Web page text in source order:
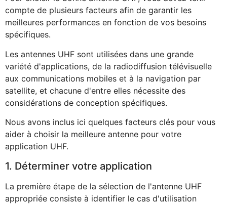
compte de plusieurs facteurs afin de garantir les
meilleures performances en fonction de vos besoins
spécifiques.
Les antennes UHF sont utilisées dans une grande
variété d'applications, de la radiodiffusion télévisuelle
aux communications mobiles et à la navigation par
satellite, et chacune d'entre elles nécessite des
considérations de conception spécifiques.
Nous avons inclus ici quelques facteurs clés pour vous
aider à choisir la meilleure antenne pour votre
application UHF.
1. Déterminer votre application
La première étape de la sélection de l'antenne UHF
appropriée consiste à identifier le cas d'utilisation